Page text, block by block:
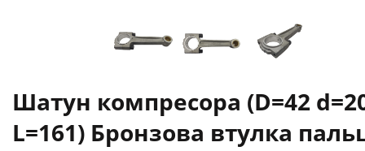
Шатун компресора (D=42
L=161) Бронзова втулка